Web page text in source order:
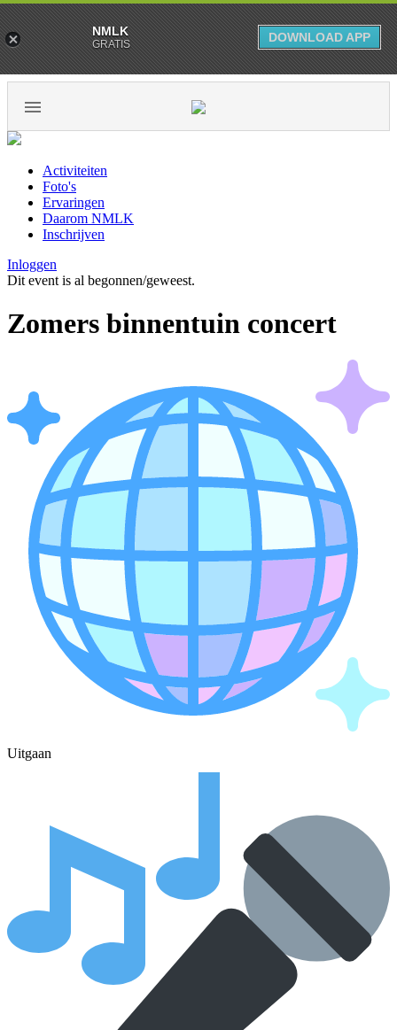
Activiteiten
Foto's
Ervaringen
Daarom NMLK
Inschrijven
Inloggen
Dit event is al begonnen/geweest.
Zomers binnentuin concert
Uitgaan
NMLK
GRATIS DOWNLOAD APP